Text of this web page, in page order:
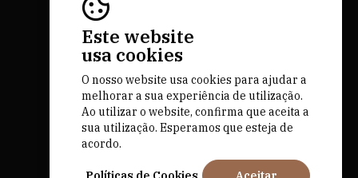
Este website
usa cookies
O nosso website usa cookies para ajudar a
melhorar a sua experiência de utilização.
Ao utilizar o website, confirma que aceita a
sua utilização. Esperamos que esteja de
acordo.
RNAAT 684/2019.
by M&ADigital
Financiado por